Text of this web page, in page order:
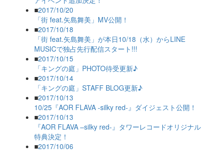
■2017/10/20
「街 feat.矢島舞美」MV公開！
■2017/10/18
「街 feat.矢島舞美」が本日10/18（水）からLINE
MUSICで独占先行配信スタート!!!
■2017/10/15
「キングの庭」PHOTO待受更新♪
■2017/10/14
「キングの庭」STAFF BLOG更新♪
■2017/10/13
10/25『AOR FLAVA -silky red-』ダイジェスト公開！
■2017/10/13
『AOR FLAVA –silky red-』タワーレコードオリジナル
特典決定！
■2017/10/06